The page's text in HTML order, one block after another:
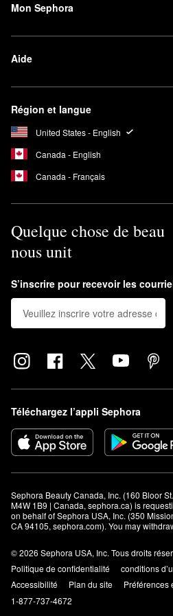
Mon Sephora
Aide
Région et langue
United States - English
Canada - English
Canada - Français
Quelque chose de beau
nous unit
S’inscrire pour recevoir les
Téléchargez l’appli Sephora
Sephora Beauty Canada, Inc. (160 Bloor
M4W 1B9 | Canada, sephora.ca) is
on behalf of Sephora USA, Inc. (350
CA 94105, sephora.com). You may
© 2026 Sephora USA, Inc. Tous droits
Politique de confidentialité
conditions
Accessibilité
Plan du site
Préférences
1-877-737-4672